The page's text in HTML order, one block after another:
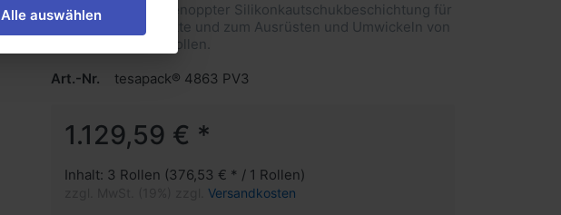
Gewebeband mit genoppter Silikonkautschukbeschichtung für
optimale Stop-Effekte und zum Ausrüsten und Umwickeln von
Walze und Umlenkrollen.
Art.-Nr.
tesapack® 4863 PV3
1.129,59 € *
Inhalt: 3 Rollen (376,53 € * / 1 Rollen)
Versandkosten
Alle auswählen